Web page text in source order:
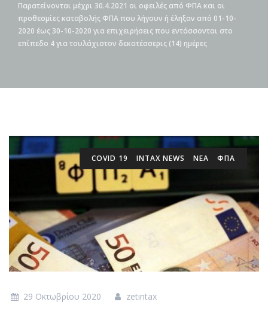
Παρατείνονται μέχρι 30.4.2021 οι οφειλές από ΦΠΑ και οι
προθεσμίες καταβολής ΦΠΑ που λήγουν ή έληξαν από 01-10-
2020 έως 30-10-2020 για επιχειρήσεις που εντάσσονται στο
επίπεδο 4 για τουλάχιστον δεκατέσσερις (14) ημέρες
COVID 19 INTAX NEWS ΝΕΑ ΦΠΑ
29 Οκτωβρίου 2020 zetintax